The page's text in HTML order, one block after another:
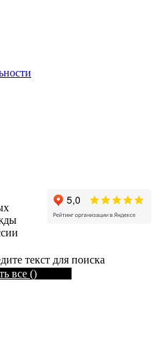
текст для поиска
все ()